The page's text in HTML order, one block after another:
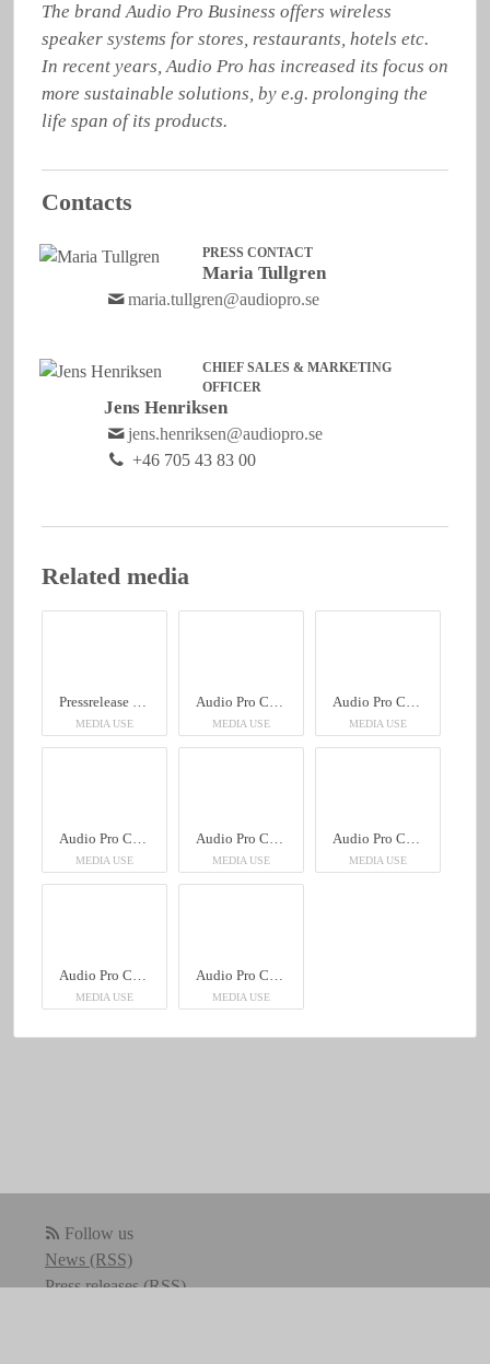
The brand Audio Pro Business offers wireless
speaker systems for stores, restaurants, hotels etc.
In recent years, Audio Pro has increased its focus on
more sustainable solutions, by e.g. prolonging the
life span of its products.
Contacts
PRESS CONTACT
Maria Tullgren
maria.tullgren@audiopro.se
CHIEF SALES & MARKETING
OFFICER
Jens Henriksen
jens.henriksen@audiopro.se
+46 705 43 83 00
Related media
Pressrelease C10 MkII Svensk
MEDIA USE
Audio Pro C10 MkII
MEDIA USE
Audio Pro C10 MkII
MEDIA USE
Audio Pro C10 MkII
MEDIA USE
Audio Pro C10 MkII
MEDIA USE
Audio Pro C10 MkII
MEDIA USE
Audio Pro C10 MkII
MEDIA USE
Audio Pro C10 MkII
MEDIA USE
Follow us
News (RSS)
Press releases (RSS)